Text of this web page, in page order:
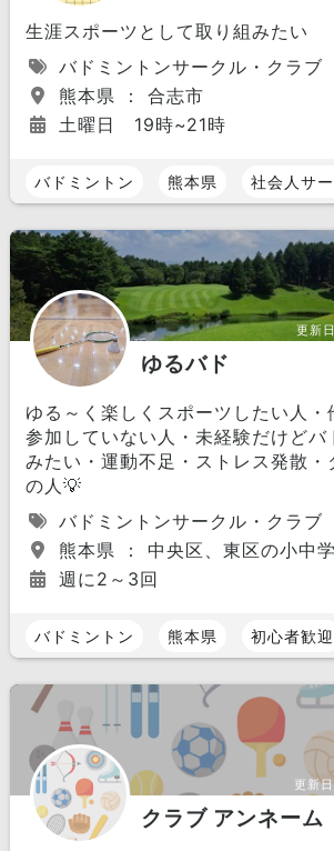
生涯スポーツとして取り組みたい
バドミントンサークル・クラブ
熊本県 ： 合志市
土曜日 19時~21時
バドミントン 熊本県 社会人サ
更新
ゆるバド
ゆる～く楽しくスポーツしたい人・
参加していない人・未経験だけどバ
みたい・運動不足・ストレス発散・
の人💡
バドミントンサークル・クラブ
熊本県 ： 中央区、東区の小中
週に2～3回
バドミントン 熊本県 初心者歓迎
更新
クラブ アンネーム